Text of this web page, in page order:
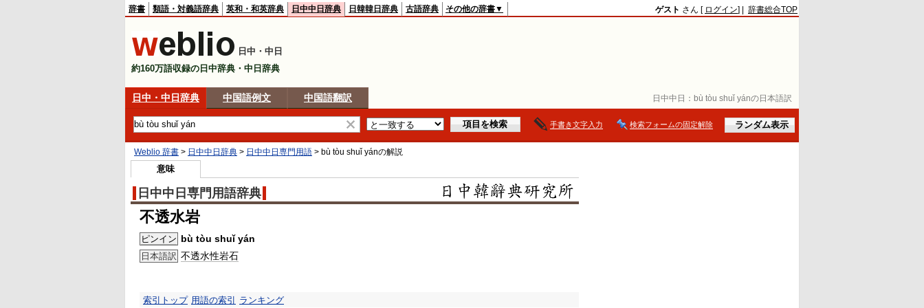
日中中日： bù tòu shuǐ yánの日本語訳
辞書 類語・対義語辞典 英和・和英辞典 日中中日辞典 日韓韓日辞典 古語辞典 その他の辞書▼ ゲスト さん [ ログイン] | 辞書総合TOP
日中・中日
約160万語収録の日中辞典・中日辞典
日中・中日辞典 中国語例文 中国語翻訳
手書き文字入力 検索フォームの固定解除
Weblio 辞書 > 日中中日辞典 > 日中中日専門用語 > bù tòu shuǐ yánの解説
意味
日中中日専門用語辞典
不透水岩
ピンイン bù tòu shuǐ yán
日本語訳 不透水性岩石
索引トップ 用語の索引 ランキング